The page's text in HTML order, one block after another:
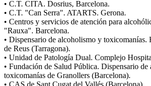
• C.T. CITA. Dosrius, Barcelona.
• C.T. "Can Serra". ATARTS. Gerona.
• Centros y servicios de atención para
"Rauxa". Barcelona.
• Dispensario de alcoholismo y toxicomanías.
de Reus (Tarragona).
• Unidad de Patología Dual. Complejo
• Fundación de Salud Pública. Dispensario
toxicomanías de Granollers (Barcelona).
• CAS de Sant Cugat del Vallés (Barcelona).